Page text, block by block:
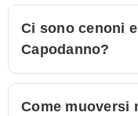
Ci sono cenoni
Capodanno?
Come muoversi